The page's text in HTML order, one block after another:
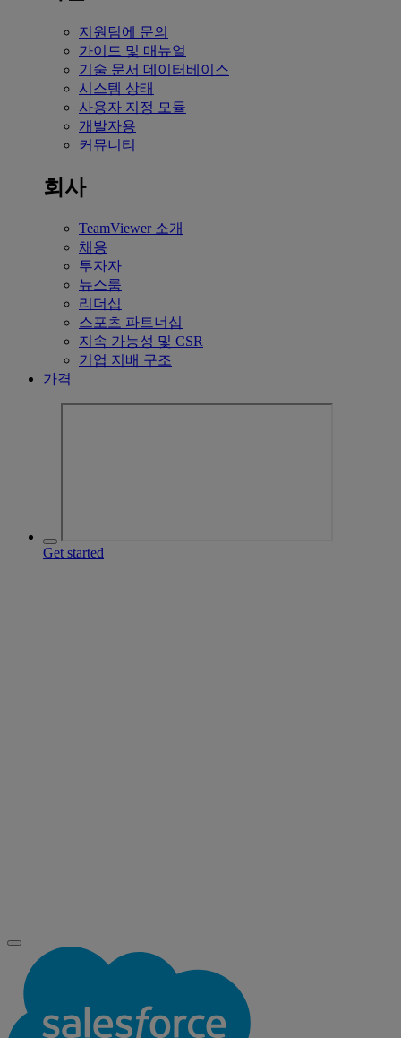
지원팀에 문의
가이드 및 매뉴얼
기술 문서 데이터베이스
시스템 상태
사용자 지정 모듈
개발자용
커뮤니티
회사
TeamViewer 소개
채용
투자자
뉴스룸
리더십
스포츠 파트너십
지속 가능성 및 CSR
기업 지배 구조
가격
Get started